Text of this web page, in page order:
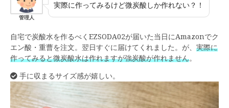
管理人
実際に作ってみるけど微炭酸しか作れない？！
自宅で炭酸水を作るべくEZSODA02が届いた当日にAmazonでク
エン酸・重曹を注文。翌日すぐに届けてくれました。が、 実際に
作ってみると微炭酸水は作れますが強炭酸が作れません。
手に収まるサイズ感が嬉しい。